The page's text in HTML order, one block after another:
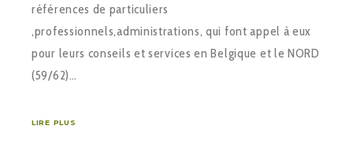
références de particuliers
,professionnels,administrations, qui font appel à eux
pour leurs conseils et services en Belgique et le NORD
(59/62)…
LIRE PLUS